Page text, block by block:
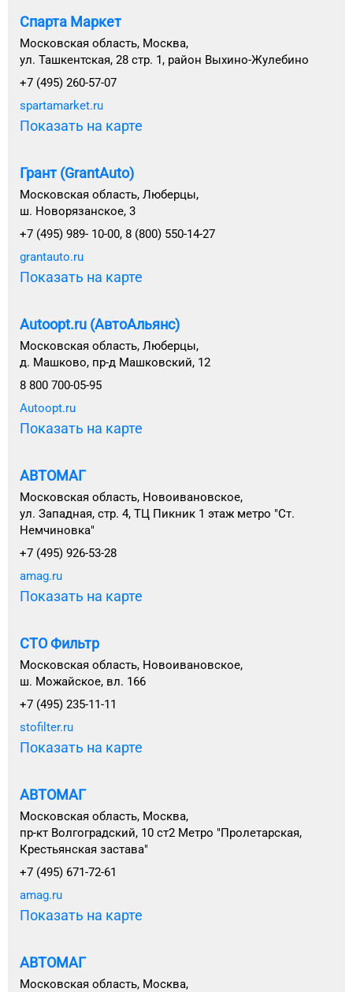
Спарта Маркет
Московская область, Москва,
ул. Ташкентская, 28 стр. 1, район Выхино-Жулебино
+7 (495) 260-57-07
spartamarket.ru
Показать на карте
Грант (GrantAuto)
Московская область, Люберцы,
ш. Новорязанское, 3
+7 (495) 989- 10-00, 8 (800) 550-14-27
grantauto.ru
Показать на карте
Autoopt.ru (АвтоАльянс)
Московская область, Люберцы,
д. Машково, пр-д Машковский, 12
8 800 700-05-95
Autoopt.ru
Показать на карте
АВТОМАГ
Московская область, Новоивановское,
ул. Западная, стр. 4, ТЦ Пикник 1 этаж метро "Ст.
Немчиновка"
+7 (495) 926-53-28
amag.ru
Показать на карте
СТО Фильтр
Московская область, Новоивановское,
ш. Можайское, вл. 166
+7 (495) 235-11-11
stofilter.ru
Показать на карте
АВТОМАГ
Московская область, Москва,
пр-кт Волгоградский, 10 ст2 Метро "Пролетарская,
Крестьянская застава"
+7 (495) 671-72-61
amag.ru
Показать на карте
АВТОМАГ
Московская область, Москва,